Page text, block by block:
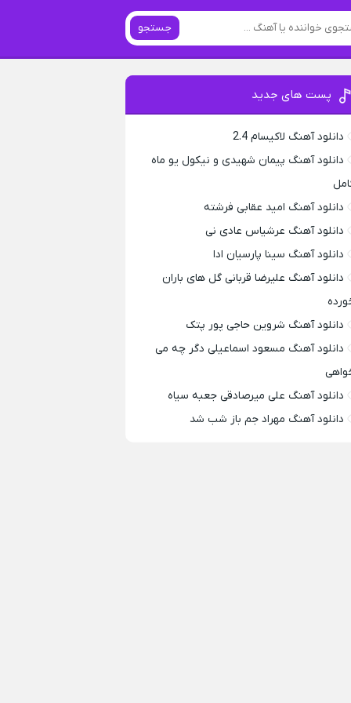
جستجو
پست های جدید
دانلود آهنگ لاکیسام 2.4
دانلود آهنگ پیمان شهیدی و نیکول یو ماه
دانلود آهنگ امید عقابی فرشته
دانلود آهنگ عرشیاس عادی نی
دانلود آهنگ سینا پارسیان ادا
دانلود آهنگ علیرضا قربانی گل های باران
دانلود آهنگ شروین حاجی پور پتک
دانلود آهنگ مسعود اسماعیلی دگر چه می
دانلود آهنگ علی میرصادقی جعبه سیاه
دانلود آهنگ مهراد جم باز شب شد